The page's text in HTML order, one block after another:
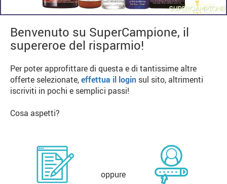
Benvenuto su SuperCampione, il
supereroe del risparmio!
Per poter approfittare di questa e di tantissime altre
offerte selezionate,effettua il login sul sito, altrimenti
iscriviti in pochi e semplici passi!
Cosa aspetti?
oppure